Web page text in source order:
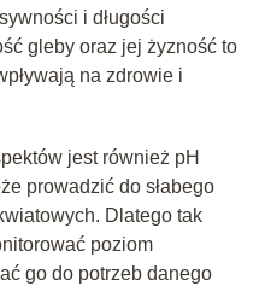
i długości
gleby oraz jej żyzność to
na zdrowie i
jest również pH
prowadzić do słabego
Dlatego tak
poziom
go do potrzeb danego